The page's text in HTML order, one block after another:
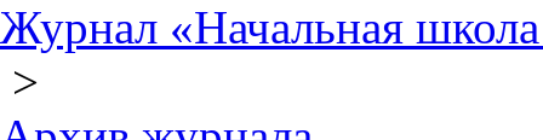
Журнал «Начальная
>